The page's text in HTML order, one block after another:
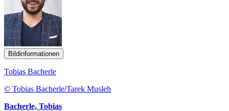
Bildinformationen
Tobias Bacherle
© Tobias Bacherle/Tarek Musleh
Bacherle, Tobias